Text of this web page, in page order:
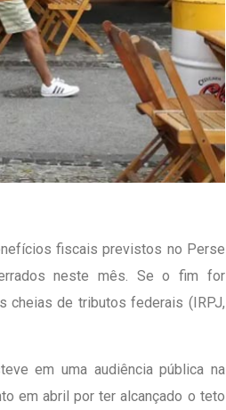
fiscais previstos no Perse
neste mês. Se o fim for
cheias de tributos federais (IRPJ,
em uma audiência pública na
em abril por ter alcançado o teto